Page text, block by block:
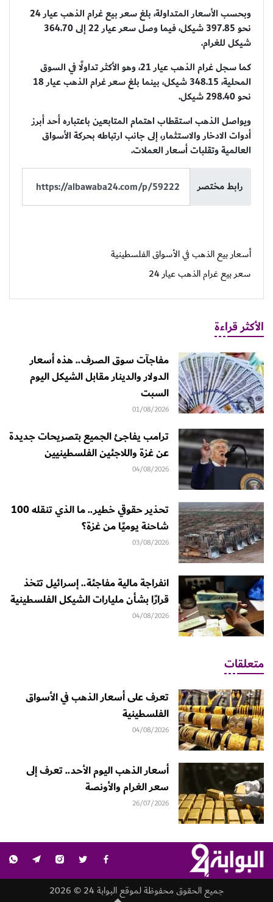
وبحسب الأسعار المتداولة، بلغ سعر بيع غرام الذهب عيار 24
نحو 397.85 شيكل، فيما وصل سعر عيار 22 إلى 364.70
شيكل للغرام.
كما سجل غرام الذهب عيار 21، وهو الأكثر تداولًا في السوق
المحلية، 348.15 شيكل، بينما بلغ سعر غرام الذهب عيار 18
نحو 298.40 شيكل.
ويواصل الذهب استقطاب اهتمام المتابعين باعتباره أحد أبرز
أدوات الادخار والاستثمار، إلى جانب ارتباطه بحركة الأسواق
العالمية وتقلبات أسعار العملات.
رابط مختصر
أسعار بيع الذهب في الأسواق الفلسطينية
سعر بيع غرام الذهب عيار 24
الأكثر قراءة
مفاجآت سوق الصرف.. هذه أسعار
الدولار والدينار مقابل الشيكل اليوم
السبت
01/08/2026
ترامب يفاجئ الجميع بتصريحات جديدة
عن غزة واللاجئين الفلسطينيين
04/08/2026
تحذير حقوقي خطير.. ما الذي تنقله 100
شاحنة يوميًا من غزة؟
03/08/2026
انفراجة مالية مفاجئة.. إسرائيل تتخذ
قرارًا بشأن مليارات الشيكل الفلسطينية
04/08/2026
متعلقات
تعرف على أسعار الذهب في الأسواق
الفلسطينية
04/08/2026
أسعار الذهب اليوم الأحد.. تعرف إلى
سعر الغرام والأونصة
26/07/2026
جميع الحقوق محفوظة لموقع البوابة 24 © 2026